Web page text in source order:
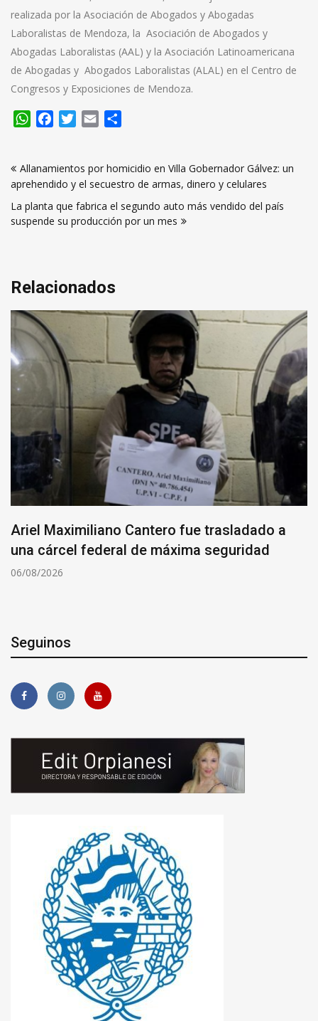
realizada por la Asociación de Abogados y Abogadas
Laboralistas de Mendoza, la Asociación de Abogados y
Abogadas Laboralistas (AAL) y la Asociación Latinoamericana
de Abogadas y Abogados Laboralistas (ALAL) en el Centro de
Congresos y Exposiciones de Mendoza.
WhatsApp
FacebookTwitter
Email
de
entradas
Allanamientos por homicidio en Villa Gobernador Gálvez: un
aprehendido y el secuestro de armas, dinero y celulares
La planta que fabrica el segundo auto más vendido del país
suspende su producción por un mes
Relacionados
Ariel Maximiliano Cantero fue trasladado a
una cárcel federal de máxima seguridad
06/08/2026
Seguinos